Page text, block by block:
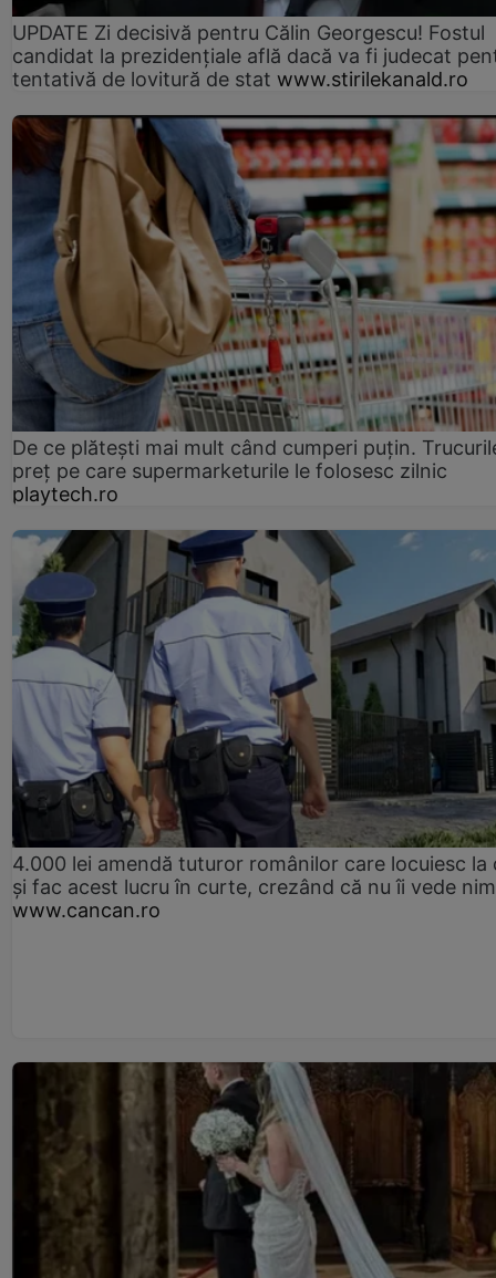
UPDATE Zi decisivă pentru Călin Georgescu! Fostul
candidat la prezidențiale află dacă va fi judecat
tentativă de lovitură de stat www.stirilekanald.ro
De ce plătești mai mult când cumperi puțin.
preț pe care supermarketurile le folosesc zilnic
playtech.ro
4.000 lei amendă tuturor românilor care locuiesc la
și fac acest lucru în curte, crezând că nu îi vede
www.cancan.ro